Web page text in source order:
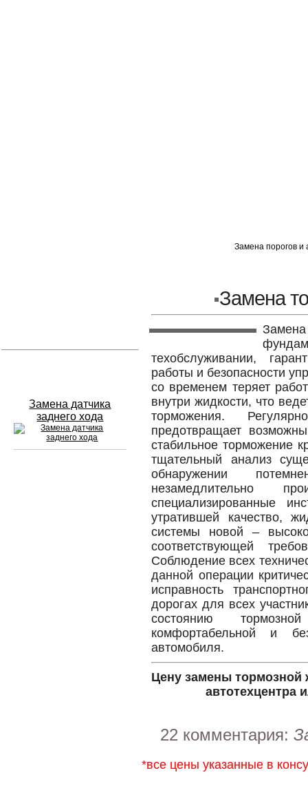
Замена датчика
заднего хода
Замена порогов и
Замена
техобслуживании,
работы и безопасности
со временем теряет
внутри жидкости, что
торможения.
предотвращает
стабильное торможение
тщательный анализ
обнаружении
незамедлительно
специализированные
утратившей качество,
системы новой –
соответствующей
Соблюдение всех
данной операции
исправность
дорогах для всех
состоянию
комфортабельной и
автомобиля.
Цену замены тормозной
автотехцентра
22 комментария:
*все цены указанные в